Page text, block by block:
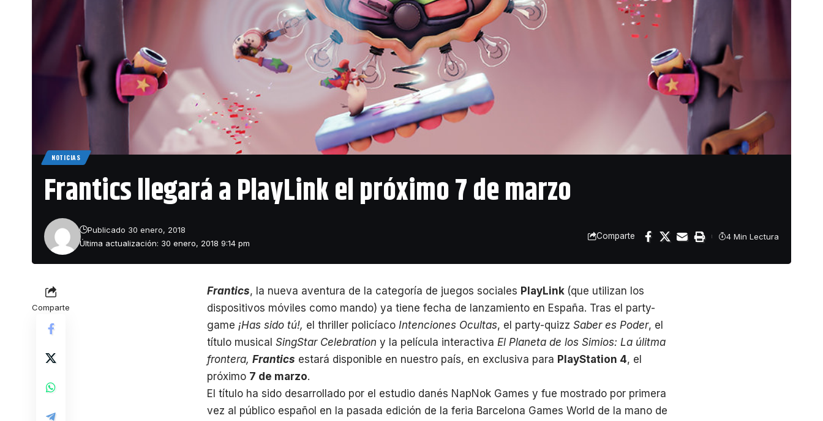
NOTICIAS
Frantics llegará a PlayLink el próximo 7 de marzo
Última actualización: 30 enero, 2018 9:14 pm
Publicado 30 enero, 2018
Comparte 4 Min Lectura
Comparte
Frantics, la nueva aventura de la categoría de juegos sociales PlayLink (que utilizan los
dispositivos móviles como mando) ya tiene fecha de lanzamiento en España. Tras el party-
game ¡Has sido tú!, el thriller policíaco Intenciones Ocultas, el party-quizz Saber es Poder, el
título musical SingStar Celebration y la película interactiva El Planeta de los Simios: La úlitma
frontera, Frantics estará disponible en nuestro país, en exclusiva para PlayStation 4, el
próximo 7 de marzo.
El título ha sido desarrollado por el estudio danés NapNok Games y fue mostrado por primera
vez al público español en la pasada edición de la feria Barcelona Games World de la mano de